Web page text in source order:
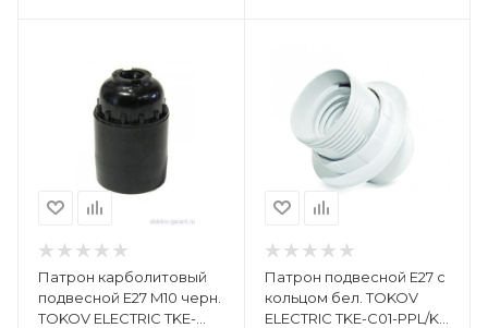
Патрон карболитовый
подвесной E27 M10 черн.
TOKOV ELECTRIC TKE-
Патрон подвесной E27 с
кольцом бел. TOKOV
ELECTRIC TKE-C01-PPL/K-